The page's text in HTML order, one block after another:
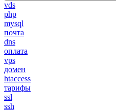
vds
php
mysql
почта
dns
оплата
vps
домен
htaccess
тарифы
ssl
ssh